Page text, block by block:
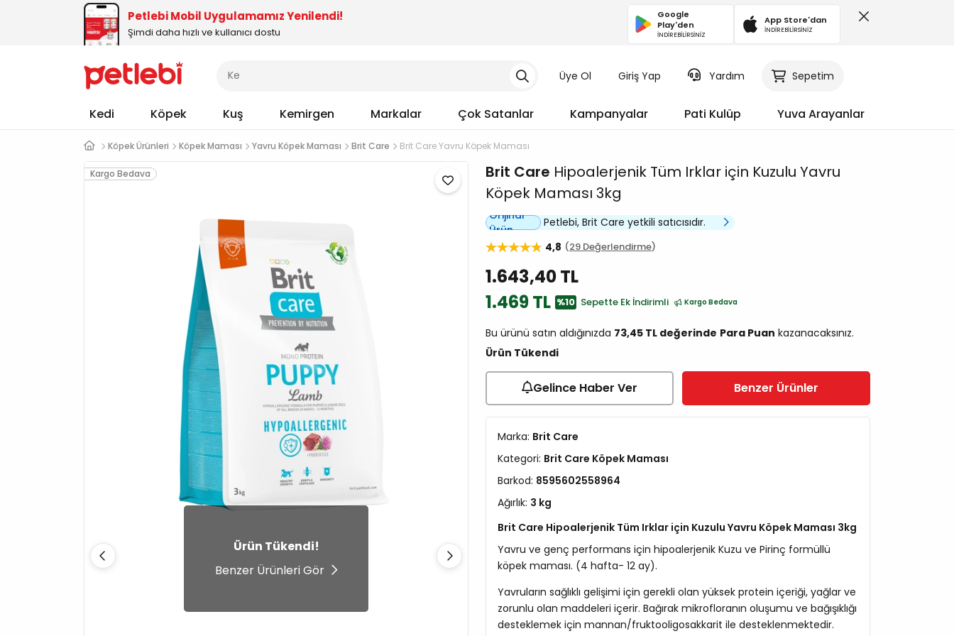
Petlebi Mobil Uygulamamız Yenilendi!
Şimdi daha hızlı ve kullanıcı dostu
Google
Play'den
İNDİREBİLİRSİNİZ
App Store'dan
İNDİREBİLİRSİNİZ
Üye Ol Giriş Yap Yardım Sepetim
Kedi Köpek Kuş Kemirgen Markalar Çok Satanlar Kampanyalar Pati Kulüp Yuva Arayanlar
Köpek Ürünleri Köpek Maması Yavru Köpek Maması Brit Care Brit Care Yavru Köpek Maması
Ürün Tükendi!
Benzer Ürünleri Gör
Kargo Bedava Brit Care Hipoalerjenik Tüm Irklar için Kuzulu Yavru
Köpek Maması 3kg
Orijinal
Ürün
Petlebi, Brit Care yetkili satıcısıdır.
4,8
29 Değerlendirme
1.643,40 TL
1.469 TL %10 Sepette Ek İndirimli Kargo Bedava
Bu ürünü satın aldığınızda 73,45 TL değerinde Para Puan kazanacaksınız.
Ürün Tükendi
Gelince Haber Ver Benzer Ürünler
Marka: Brit Care
Kategori: Brit Care Köpek Maması
Barkod: 8595602558964
Ağırlık: 3 kg
Brit Care Hipoalerjenik Tüm Irklar için Kuzulu Yavru Köpek Maması 3kg
Yavru ve genç performans için hipoalerjenik Kuzu ve Pirinç formüllü
köpek maması. (4 hafta- 12 ay).
Yavruların sağlıklı gelişimi için gerekli olan yüksek protein içeriği, yağlar ve
zorunlu olan maddeleri içerir. Bağırak mikrofloranın oluşumu ve bağışıklığı
desteklemek için mannan/fruktooligosakkarit ile desteklenmektedir.